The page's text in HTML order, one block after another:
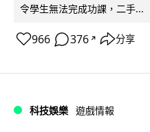
令學生無法完成功課，二手...
966 376 ↗ 分享
科技娛樂 遊戲情報